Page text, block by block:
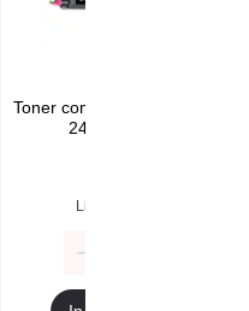
Toner compatible Brother TN-
248M Magenta
Livré en 24/48h